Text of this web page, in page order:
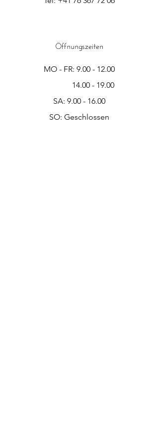
Öffnungszeiten
MO - FR: 9.00 - 12.00
14.00 - 19.00
SA: 9.00 - 16.00
SO: Geschlossen​​